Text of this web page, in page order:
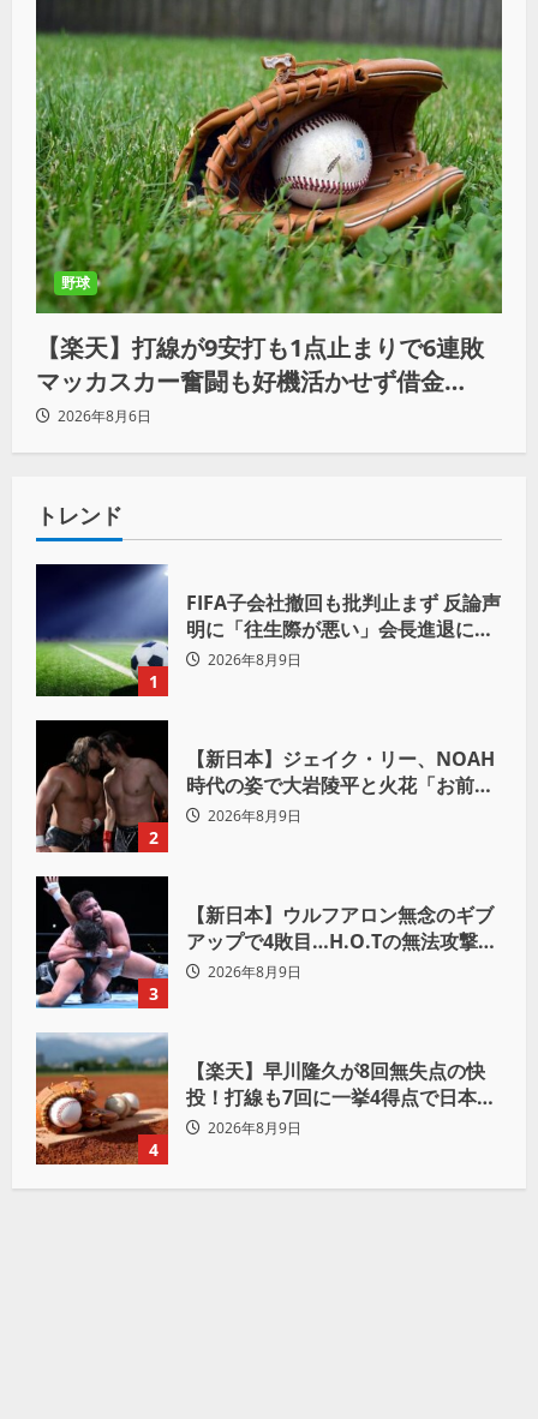
野球
【楽天】打線が9安打も1点止まりで6連敗
マッカスカー奮闘も好機活かせず借金
「22」
2026年8月6日
トレンド
1
FIFA子会社撤回も批判止まず 反論声
明に「往生際が悪い」会長進退に注
目 2026年8月9日
2
【新日本】ジェイク・リー、NOAH
時代の姿で大岩陵平と火花「お前の
おかげで、忘れてたもの思い出した
2026年8月9日
3
【新日本】ウルフアロン無念のギブ
アップで4敗目…H.O.Tの無法攻撃に
屈す「まだまだ俺自身の力はこんな
2026年8月9日
4
【楽天】早川隆久が8回無失点の快
投！打線も7回に一挙4得点で日本ハ
ムを完封
2026年8月9日